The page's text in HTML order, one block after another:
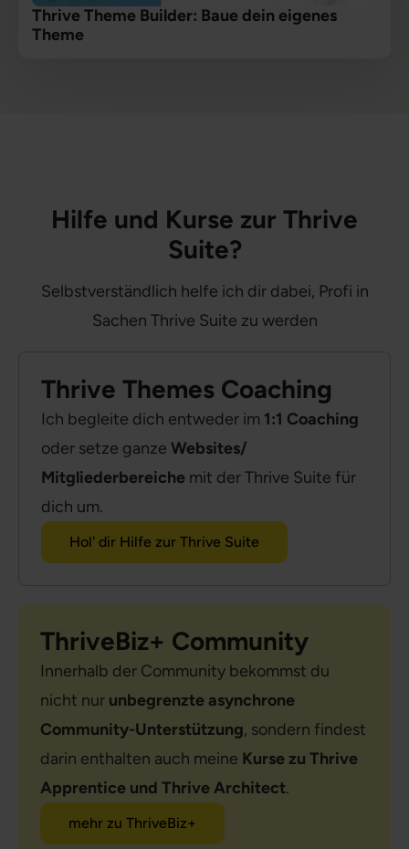
Thrive Theme Builder: Baue dein eigenes
Theme
Hilfe und Kurse zur Thrive
Suite?
Selbstverständlich helfe ich dir dabei, Profi in
Sachen Thrive Suite zu werden
Thrive Themes Coaching
Ich begleite dich entweder im 1:1 Coaching
oder setze ganze Websites/
Mitgliederbereiche mit der Thrive Suite für
dich um.
Hol' dir Hilfe zur Thrive Suite
ThriveBiz+ Community
Innerhalb der Community bekommst du
nicht nur unbegrenzte asynchrone
Community-Unterstützung, sondern findest
darin enthalten auch meine Kurse zu Thrive
Apprentice und Thrive Architect.
mehr zu ThriveBiz+